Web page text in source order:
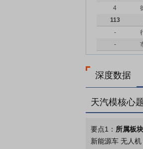
4
113
-
-
深度数据
天汽模核心
要点1： 所属板块
新能源车 无人